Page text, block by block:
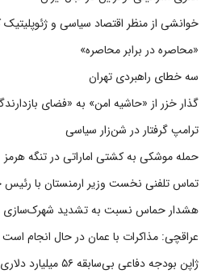
خوانشی از منظر اقتصاد سیاسی و ژئوپلیتیک
«محاصره در برابر محاصره»
سه خطای راهبردی تهران
گذار خزر از «حاشیه امن» به «فضای
ترامپ گرفتار در شن‌زار سیاسی
حمله موشکی به کشتی اماراتی در تنگه هرمز
تماس تلفنی نخست وزیر ارمنستان با رئیس
هشدار حماس نسبت به تشدید شهرک‌سازی
عراقچی: مذاکرات با عمان در حال انجام است
ژاپن بودجه دفاعی بی‌سابقه ۵۶ میلیارد دلاری را در نظر دارد